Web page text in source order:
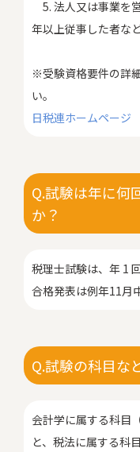
5. 法人又は事業を
年以上従事した者な
※受験資格要件の詳
い。
日税連ホームページ
Q.試験は年に何
か？
税理士試験は、年 1
合格発表は例年11月
Q.試験の科目な
会計学に属する科
と、税法に属する